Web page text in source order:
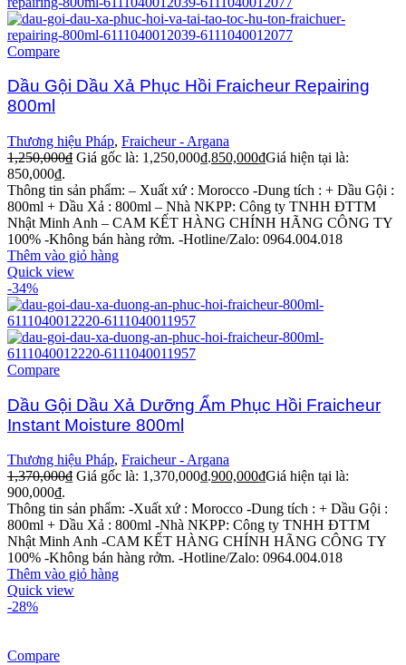
Compare
Dầu Gội Dầu Xả Phục Hồi Fraicheur Repairing
800ml
Thương hiệu Pháp, Fraicheur - Argana
1,250,000₫ Giá gốc là: 1,250,000₫.850,000₫Giá hiện tại là:
850,000₫.
Thông tin sản phẩm: – Xuất xứ : Morocco -Dung tích : + Dầu Gội :
800ml + Dầu Xả : 800ml – Nhà NKPP: Công ty TNHH ĐTTM
Nhật Minh Anh – CAM KẾT HÀNG CHÍNH HÃNG CÔNG TY
100% -Không bán hàng rởm. -Hotline/Zalo: 0964.004.018
Thêm vào giỏ hàng
Quick view
-34%
Compare
Dầu Gội Dầu Xả Dưỡng Ẩm Phục Hồi Fraicheur
Instant Moisture 800ml
Thương hiệu Pháp, Fraicheur - Argana
1,370,000₫ Giá gốc là: 1,370,000₫.900,000₫Giá hiện tại là:
900,000₫.
Thông tin sản phẩm: -Xuất xứ : Morocco -Dung tích : + Dầu Gội :
800ml + Dầu Xả : 800ml -Nhà NKPP: Công ty TNHH ĐTTM
Nhật Minh Anh -CAM KẾT HÀNG CHÍNH HÃNG CÔNG TY
100% -Không bán hàng rởm. -Hotline/Zalo: 0964.004.018
Thêm vào giỏ hàng
Quick view
-28%
Compare